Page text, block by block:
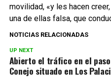
movilidad, «y les hacen
una de ellas falsa, que
NOTICIAS RELACIONADAS
UP NEXT
Abierto el tráfico en el
Conejo situado en Los